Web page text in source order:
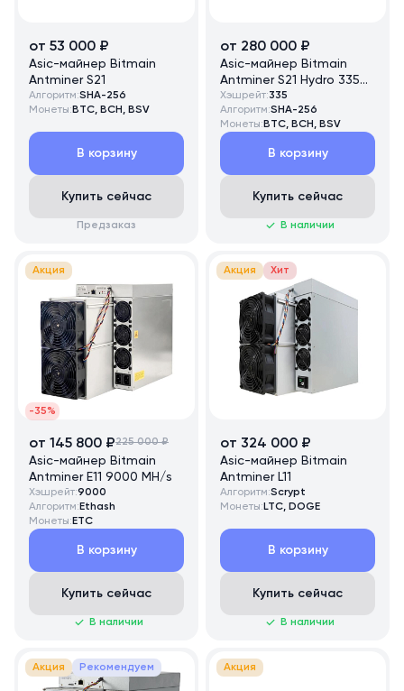
от 53 000 ₽
Asic-майнер Bitmain
Antminer S21
Алгоритм:SHA-256
Монеты: BTC, BCH, BSV
В корзину
Купить сейчас
Предзаказ
от 280 000 ₽
Asic-майнер Bitmain
Antminer S21 Hydro 335
TH/s
Хэшрейт:335
Алгоритм:SHA-256
Монеты: BTC, BCH, BSV
В корзину
Купить сейчас
В наличии
Акция
-35%
от 145 800 ₽225 000 ₽
Asic-майнер Bitmain
Antminer E11 9000 MH/s
Хэшрейт:9000
Алгоритм: Ethash
Монеты: ETC
В корзину
Купить сейчас
В наличии
Акция Хит
от 324 000 ₽
Asic-майнер Bitmain
Antminer L11
Алгоритм:Scrypt
Монеты: LTC, DOGE
В корзину
Купить сейчас
В наличии
Акция Рекомендуем Акция